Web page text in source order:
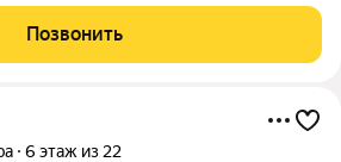
в данном комплексе!
Позвонить
6 этаж из 22